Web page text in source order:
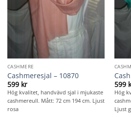
CASHMERE
Cashmeresjal – 10870
599 kr
Hög kvalitet, handvävd sjal i mjukaste
cashmereull. Mått: 72 cm 194 cm. Ljust
rosa
599
Hög
Ljust